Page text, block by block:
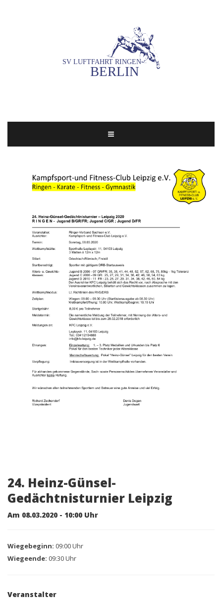
24. Heinz-Günsel-
Gedächtnisturnier Leipzig
Am 08.03.2020 - 10:00 Uhr
Wiegebeginn: 09:00 Uhr
Wiegeende: 09:30 Uhr
Veranstalter